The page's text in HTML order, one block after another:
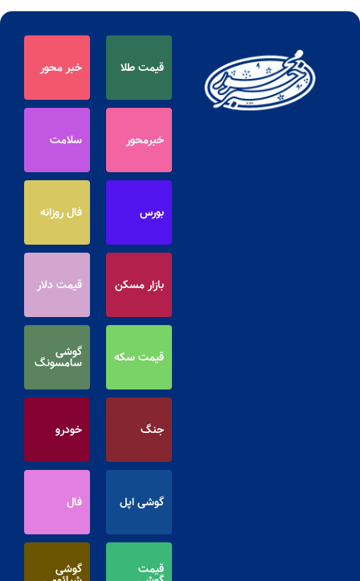
قیمت طلا خبر محور
خبرمحور سلامت
بورس فال روزانه
بازار مسکن قیمت دلار
قیمت سکه گوشی
سامسونگ
جنگ خودرو
گوشی اپل فال
قیمت گوشی